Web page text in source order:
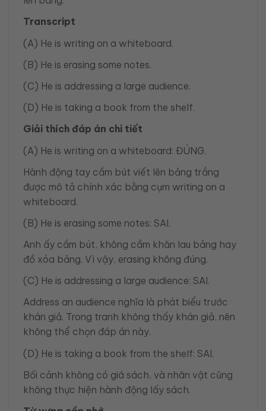
Transcript
(A) He is writing on a whiteboard.
(B) He is erasing some notes.
(C) He is addressing a large audience.
(D) He is taking a book from the shelf.
Giải thích đáp án chi tiết
(A) He is writing on a whiteboard: ĐÚNG.
Hành động tay cầm bút viết lên bảng trắng
được mô tả chính xác bằng cụm writing on a
whiteboard.
(B) He is erasing some notes: SAI.
Anh ấy cầm bút, không cầm khăn lau bảng hay
đồ xóa bảng. Vì vậy, erasing không đúng.
(C) He is addressing a large audience: SAI.
Address an audience nghĩa là phát biểu trước
khán giả. Trong tranh không thấy khán giả, nên
không thể chọn đáp án này.
(D) He is taking a book from the shelf: SAI.
Bối cảnh không có giá sách, và nhân vật cũng
không thực hiện hành động lấy sách.